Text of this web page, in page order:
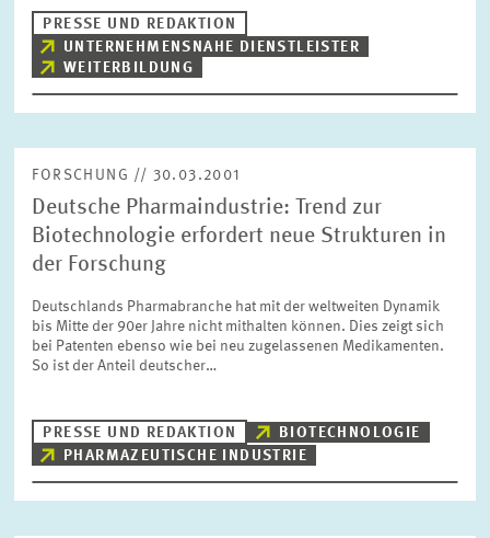
PRESSE UND REDAKTION
UNTERNEHMENSNAHE DIENSTLEISTER
WEITERBILDUNG
FORSCHUNG // 30.03.2001
Deutsche Pharmaindustrie: Trend zur
Biotechnologie erfordert neue Strukturen in
der Forschung
Deutschlands Pharmabranche hat mit der weltweiten Dynamik
bis Mitte der 90er Jahre nicht mithalten können. Dies zeigt sich
bei Patenten ebenso wie bei neu zugelassenen Medikamenten.
So ist der Anteil deutscher…
PRESSE UND REDAKTION
BIOTECHNOLOGIE
PHARMAZEUTISCHE INDUSTRIE